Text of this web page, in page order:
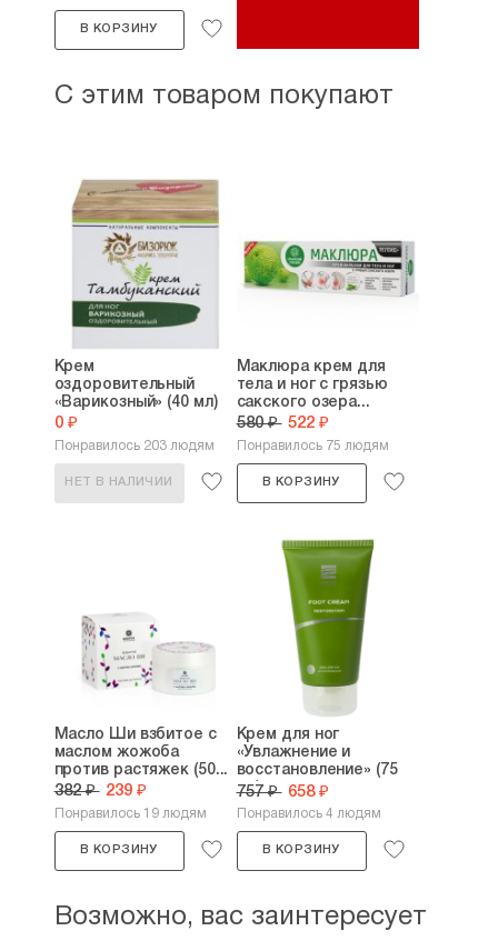
В КОРЗИНУ
С этим товаром покупают
Крем
оздоровительный
«Варикозный» (40 мл)
0 ₽
Понравилось 203 людям
НЕТ В НАЛИЧИИ
Маклюра крем для
тела и ног с грязью
сакского озера...
580 ₽ 522 ₽
Понравилось 75 людям
В КОРЗИНУ
Масло Ши взбитое с
маслом жожоба
против растяжек (50...
382 ₽ 239 ₽
Понравилось 19 людям
В КОРЗИНУ
Крем для ног
«Увлажнение и
восстановление» (75
мл)
757 ₽ 658 ₽
Понравилось 4 людям
В КОРЗИНУ
Возможно, вас заинтересует